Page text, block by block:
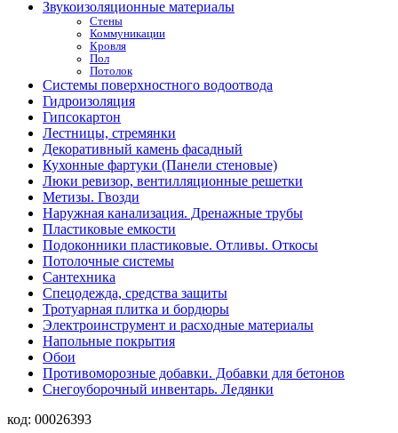
Звукоизоляционные материалы
Стены
Коммуникации
Кровля
Пол
Потолок
Системы поверхностного водоотвода
Гидроизоляция
Гипсокартон
Лестницы, стремянки
Декоративный камень фасадный
Кухонные фартуки (Панели стеновые)
Люки ревизор, вентилляционные решетки
Метизы. Гвозди
Наружная канализация. Дренажные трубы
Пластиковые емкости
Подоконники пластиковые. Отливы. Откосы
Потолочные системы
Сантехника
Спецодежда, средства защиты
Тротуарная плитка и бордюры
Электроинструмент и расходные материалы
Напольные покрытия
Обои
Противоморозные добавки. Добавки для бетонов
Снегоуборочный инвентарь. Ледянки
код: 00026393